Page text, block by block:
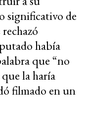
significativo de
había
que “no
la haría
filmado en un